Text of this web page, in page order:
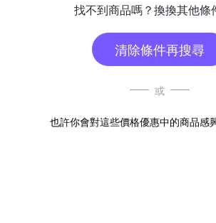
找不到商品嗎？換換其他條
清除條件再搜尋
或
也許你會對這些價格優惠中的商品感